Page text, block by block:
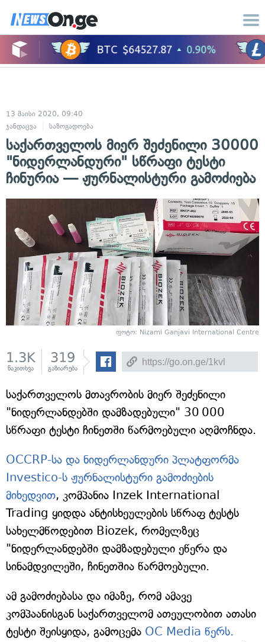
13 მაისი 2020, 09:40
ჯანდაცვა
საზოგადოება
საქართველოს მიერ შეძენილი 30000
"ნიდერლანდური" სწრაფი ტესტი
ჩინურია — ჟურნალისტური გამოძიება
ფოტო: Nizami Ganjavi International Centre
1.3K
წაკითხვა
319
გაზიარება
საქართველოს მთავრობის მიერ შეძენილი
"ნიდერლანდებში დამზადებული" 30 000
სწრაფი ტესტი ჩინეთში წარმოებული აღმოჩნდა.
OCCRP-სა და ნიდერლანდური პლატფორმა
Investico-ს ჟურნალისტური გამოძიების
მიხედვით, კომპანია Inzek International
Trading ყიდდა ანტისხეულების სწრაფ ტესტს
სახელმწოდებით Biozek, რომელზეც
"ნიდერლანდებში დამზადებული ეწერა და
სინამდვილეში, ჩინეთშია წარმოებული.
ამ გამოძიებასა და იმაზე, რომ ამავე
კომპაანისგან საქართველომ ათეულობით ათასი
ტესტი შეისყიდა, გამოცემა OC Media წერს.